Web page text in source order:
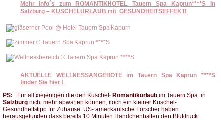
Mehr Info´s zum ROMANTIKHOTEL Tauern Spa Kaprun****S in
Salzburg – KUSCHELURLAUB mit GESUNDHEITSEFFEKT!
AKTUELLE WELLNESSANGEBOTE im Tauern Spa Kaprun ****S
finden Sie hier !
PS: Für all diejenigen die den Kuschel- Romantikurlaub im Tauern Spa in
Salzburg nicht mehr abwarten können, noch ein kleiner Kuschel-
Gesundheitstipp für Zuhause: US- amerikanische Forscher haben
herausgefunden dass bereits 10 Minuten Händchenhalten den Blutdruck